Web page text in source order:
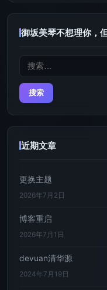
御坂美琴不想理你，
搜
近期文章
更换主题
2026年7月2日
博客重启
2026年7月1日
devuan清华源
2024年7月19日